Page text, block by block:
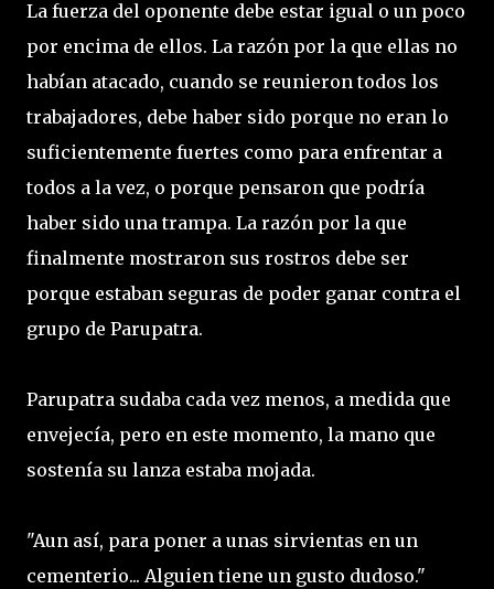
La fuerza del oponente debe estar igual o un poco
por encima de ellos. La razón por la que ellas no
habían atacado, cuando se reunieron todos los
trabajadores, debe haber sido porque no eran lo
suficientemente fuertes como para enfrentar a
todos a la vez, o porque pensaron que podría
haber sido una trampa. La razón por la que
finalmente mostraron sus rostros debe ser
porque estaban seguras de poder ganar contra el
grupo de Parupatra.
Parupatra sudaba cada vez menos, a medida que
envejecía, pero en este momento, la mano que
sostenía su lanza estaba mojada.
"Aun así, para poner a unas sirvientas en un
cementerio... Alguien tiene un gusto dudoso."